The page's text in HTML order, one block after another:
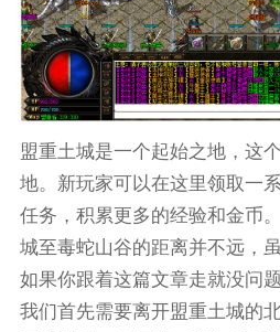
盟重土城是一个起始之地，这
地。新玩家可以在这里领取一
任务，积累更多的经验和金币
城至毒蛇山谷的距离并不远，
如果你跟着这篇文章走就没问题
我们首先需要离开盟重土城的